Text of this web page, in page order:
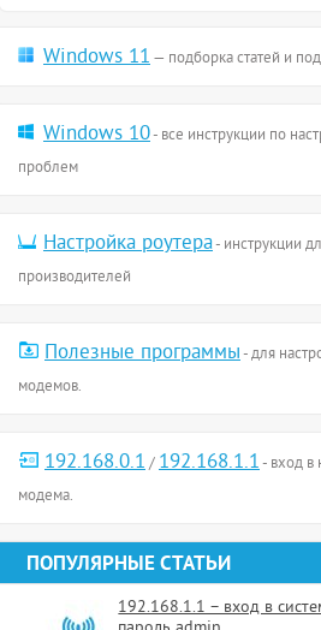
Windows 11— подборка статей и
Windows 10- все инструкции по
проблем
Настройка роутера- инструкции
производителей
Полезные программы- для
модемов.
192.168.0.1/192.168.1.1- вход в
модема.
ПОПУЛЯРНЫЕ СТАТЬИ
192.168.1.1 – вход в